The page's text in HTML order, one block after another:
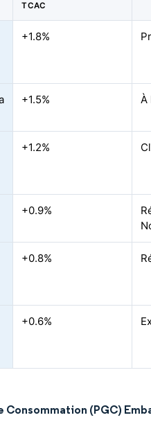
TCAC
+1.8%
+1.5% À
+1.2%
+0.9%
+0.8%
+0.6%
Consommation (PGC)